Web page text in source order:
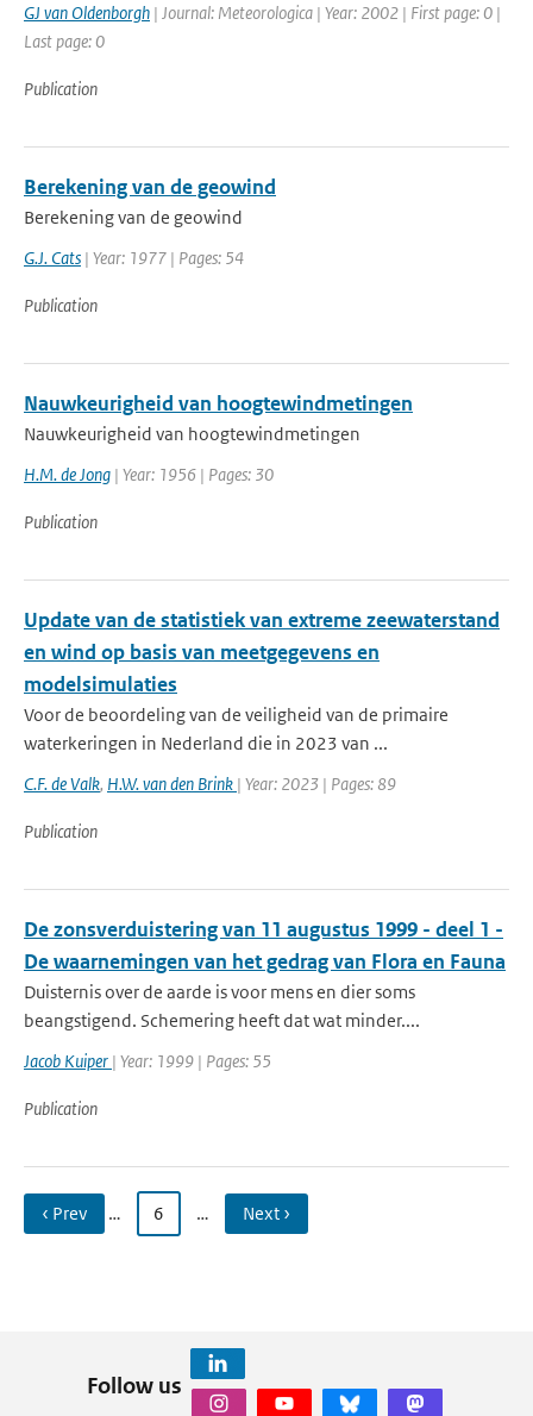
GJ van Oldenborgh | Journal: Meteorologica | Year: 2002 | First page: 0 |
Last page: 0
Publication
Berekening van de geowind
Berekening van de geowind
G.J. Cats | Year: 1977 | Pages: 54
Publication
Nauwkeurigheid van hoogtewindmetingen
Nauwkeurigheid van hoogtewindmetingen
H.M. de Jong | Year: 1956 | Pages: 30
Publication
Update van de statistiek van extreme zeewaterstand
en wind op basis van meetgegevens en
modelsimulaties
Voor de beoordeling van de veiligheid van de primaire
waterkeringen in Nederland die in 2023 van ...
C.F. de Valk, H.W. van den Brink | Year: 2023 | Pages: 89
Publication
De zonsverduistering van 11 augustus 1999 - deel 1 -
De waarnemingen van het gedrag van Flora en Fauna
Duisternis over de aarde is voor mens en dier soms
beangstigend. Schemering heeft dat wat minder....
Jacob Kuiper | Year: 1999 | Pages: 55
Publication
‹ Prev … 6 … Next ›
Follow us